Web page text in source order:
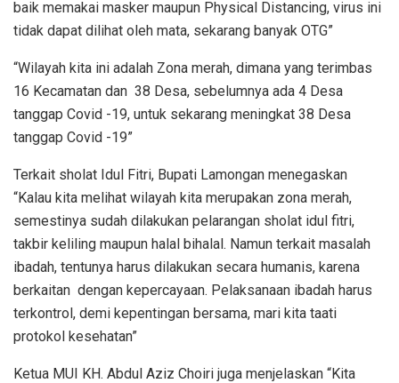
baik memakai masker maupun Physical Distancing, virus ini
tidak dapat dilihat oleh mata, sekarang banyak OTG”
“Wilayah kita ini adalah Zona merah, dimana yang terimbas
16 Kecamatan dan 38 Desa, sebelumnya ada 4 Desa
tanggap Covid -19, untuk sekarang meningkat 38 Desa
tanggap Covid -19”
Terkait sholat Idul Fitri, Bupati Lamongan menegaskan
“Kalau kita melihat wilayah kita merupakan zona merah,
semestinya sudah dilakukan pelarangan sholat idul fitri,
takbir keliling maupun halal bihalal. Namun terkait masalah
ibadah, tentunya harus dilakukan secara humanis, karena
berkaitan dengan kepercayaan. Pelaksanaan ibadah harus
terkontrol, demi kepentingan bersama, mari kita taati
protokol kesehatan”
Ketua MUI KH. Abdul Aziz Choiri juga menjelaskan “Kita